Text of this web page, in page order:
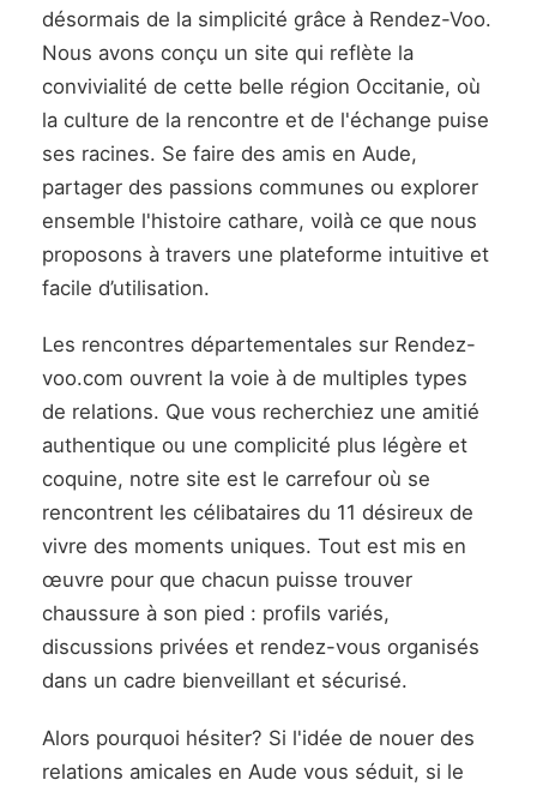
désormais de la simplicité grâce à Rendez-Voo.
Nous avons conçu un site qui reflète la
convivialité de cette belle région Occitanie, où
la culture de la rencontre et de l'échange puise
ses racines. Se faire des amis en Aude,
partager des passions communes ou explorer
ensemble l'histoire cathare, voilà ce que nous
proposons à travers une plateforme intuitive et
facile d’utilisation.
Les rencontres départementales sur Rendez-
voo.com ouvrent la voie à de multiples types
de relations. Que vous recherchiez une amitié
authentique ou une complicité plus légère et
coquine, notre site est le carrefour où se
rencontrent les célibataires du 11 désireux de
vivre des moments uniques. Tout est mis en
œuvre pour que chacun puisse trouver
chaussure à son pied : profils variés,
discussions privées et rendez-vous organisés
dans un cadre bienveillant et sécurisé.
Alors pourquoi hésiter? Si l'idée de nouer des
relations amicales en Aude vous séduit, si le